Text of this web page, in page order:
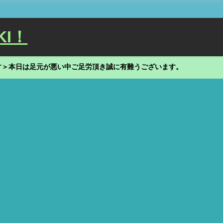
！
本日は足元が悪い中ご足労頂き誠に有難うございます。